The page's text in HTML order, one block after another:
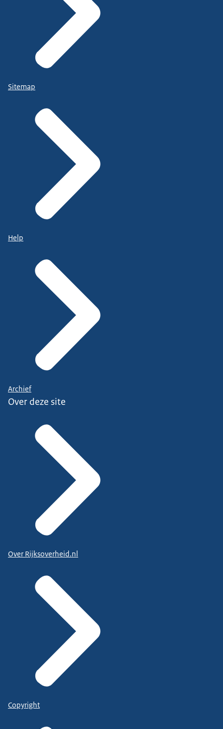
Sitemap
Help
Archief
Over deze site
Over Rijksoverheid.nl
Copyright